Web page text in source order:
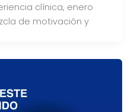
clínica, enero
de motivación y